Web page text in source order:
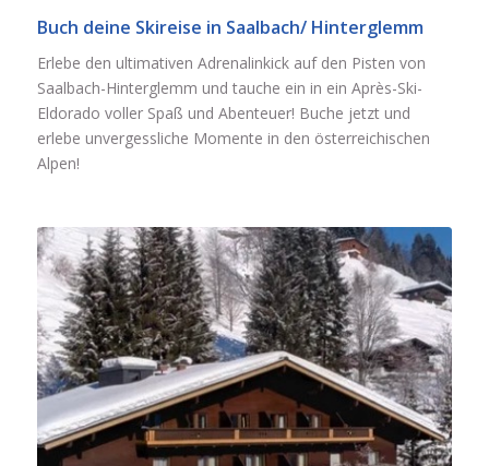
Buch deine Skireise in Saalbach/ Hinterglemm
Erlebe den ultimativen Adrenalinkick auf den Pisten von
Saalbach-Hinterglemm und tauche ein in ein Après-Ski-
Eldorado voller Spaß und Abenteuer! Buche jetzt und
erlebe unvergessliche Momente in den österreichischen
Alpen!